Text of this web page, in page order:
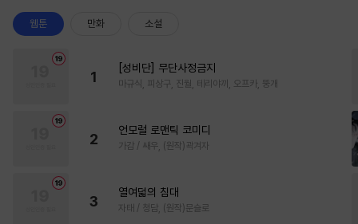
웹툰 만화 소설
1
[성비단] 무단사정금지
마규식, 피상구, 진월, 테리야끼, 오프카, 뚱개
2
언모럴 로맨틱 코미디
가감 / 쌔우, (원작)곽겨자
3
열여덟의 침대
자태 / 청담, (원작)문슬로